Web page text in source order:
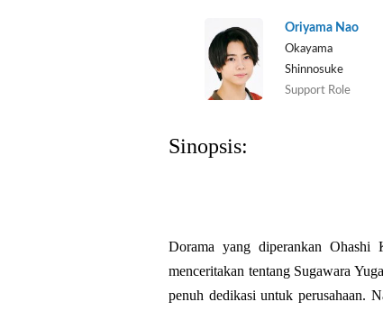
Oriyama Nao
Okayama
Shinnosuke
Support Role
Sinopsis:
Dorama yang diperankan
menceritakan tentang Sugawara
penuh dedikasi untuk perusahaan.